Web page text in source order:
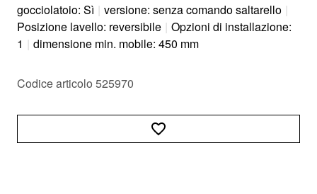
gocciolatoio: Sì | versione: senza comando saltarello |
Posizione lavello: reversibile | Opzioni di installazione:
1 | dimensione min. mobile: 450 mm
Codice articolo 525970